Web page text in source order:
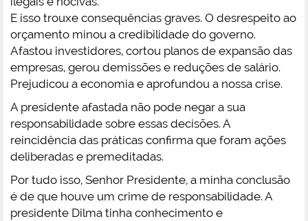
E isso trouxe consequências graves. O desrespeito ao
orçamento minou a credibilidade do governo.
Afastou investidores, cortou planos de expansão das
empresas, gerou demissões e reduções de salário.
Prejudicou a economia e aprofundou a nossa crise.
A presidente afastada não pode negar a sua
responsabilidade sobre essas decisões. A
reincidência das práticas confirma que foram ações
deliberadas e premeditadas.
Por tudo isso, Senhor Presidente, a minha conclusão
é de que houve um crime de responsabilidade. A
presidente Dilma tinha conhecimento e